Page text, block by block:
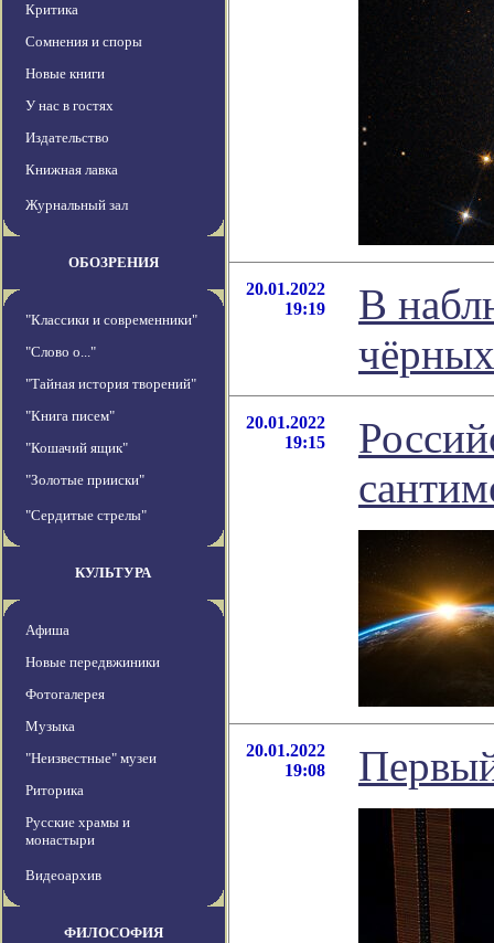
Критика
Сомнения и споры
Новые книги
У нас в гостях
Издательство
Книжная лавка
Журнальный зал
ОБОЗРЕНИЯ
"Классики и современники"
"Слово о..."
"Тайная история творений"
"Книга писем"
"Кошачий ящик"
"Золотые прииски"
"Сердитые стрелы"
КУЛЬТУРА
Афиша
Новые передвжиники
Фотогалерея
Музыка
"Неизвестные" музеи
Риторика
Русские храмы и
монастыри
Видеоархив
ФИЛОСОФИЯ
20.01.2022
19:19
В
20.01.2022
19:15
20.01.2022
19:08